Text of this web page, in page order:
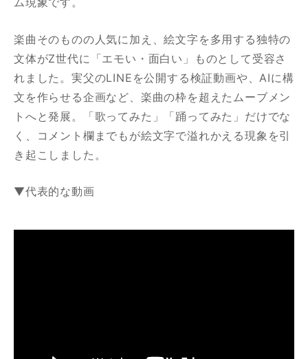
楽曲そのものの人気に加え、絵文字を多用する独特の
文体がZ世代に「エモい・面白い」ものとして受容さ
れました。実父のLINEを公開する検証動画や、AIに構
文を作らせる企画など、楽曲の枠を超えたムーブメン
トへと発展。「歌ってみた」「踊ってみた」だけでな
く、コメント欄までもが絵文字で溢れかえる現象を引
き起こしました。
▼代表的な動画